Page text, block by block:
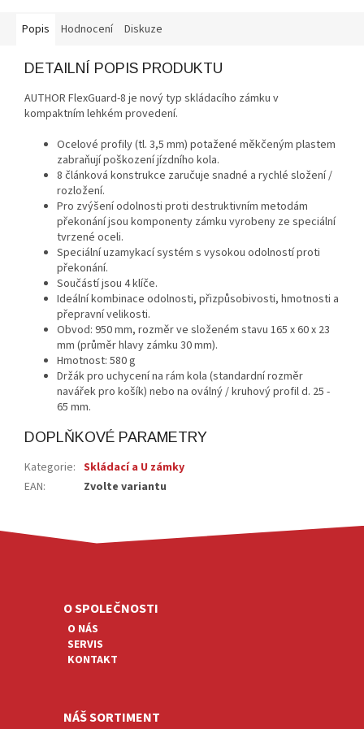
Popis Hodnocení Diskuze
DETAILNÍ POPIS PRODUKTU
AUTHOR FlexGuard-8 je nový typ skládacího zámku v
kompaktním lehkém provedení.
Ocelové profily (tl. 3,5 mm) potažené měkčeným plastem
zabraňují poškození jízdního kola.
8 článková konstrukce zaručuje snadné a rychlé složení /
rozložení.
Pro zvýšení odolnosti proti destruktivním metodám
překonání jsou komponenty zámku vyrobeny ze speciální
tvrzené oceli.
Speciální uzamykací systém s vysokou odolností proti
překonání.
Součástí jsou 4 klíče.
Ideální kombinace odolnosti, přizpůsobivosti, hmotnosti a
přepravní velikosti.
Obvod: 950 mm, rozměr ve složeném stavu 165 x 60 x 23
mm (průměr hlavy zámku 30 mm).
Hmotnost: 580 g
Držák pro uchycení na rám kola (standardní rozměr
navářek pro košík) nebo na oválný / kruhový profil d. 25 -
65 mm.
DOPLŇKOVÉ PARAMETRY
Kategorie: Skládací a U zámky
EAN: Zvolte variantu
O SPOLEČNOSTI
O NÁS
SERVIS
KONTAKT
NÁŠ SORTIMENT